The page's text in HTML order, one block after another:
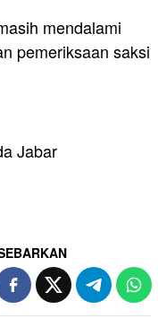
mendalami
pemeriksaan saksi
Jabar